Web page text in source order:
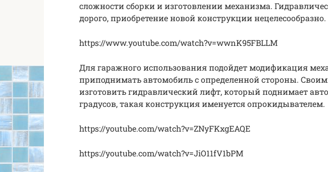
сложности сборки и изготовлении механизма.
дорого, приобретение новой конструкции нецелесообразно.
https://www.youtube.com/watch?v=wwnK95FBLLM
Для гаражного использования подойдет модификация
приподнимать автомобиль с определенной стороны.
изготовить гидравлический лифт, который поднимает
градусов, такая конструкция именуется опрокидывателем.
https://youtube.com/watch?v=ZNyFKxgEAQE
https://youtube.com/watch?v=JiO11fV1bPM